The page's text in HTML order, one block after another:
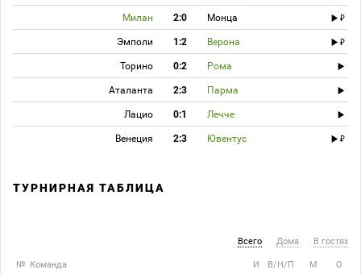
Милан 2:0 Монца
Эмполи 1:2 Верона
Торино 0:2 Рома
Аталанта 2:3 Парма
Лацио 0:1 Лечче
Венеция 2:3 Ювентус
ТУРНИРНАЯ ТАБЛИЦА
Всего Дома В гостях
№ Команда И В/Н/П М О